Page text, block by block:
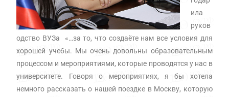
ила
руков
одство ВУЗа «…за то, что создаёте нам все условия для
хорошей учебы. Мы очень довольны образовательным
процессом и мероприятиями, которые проводятся у нас в
университете. Говоря о мероприятиях, я бы хотела
немного рассказать о нашей поездке в Москву, которую